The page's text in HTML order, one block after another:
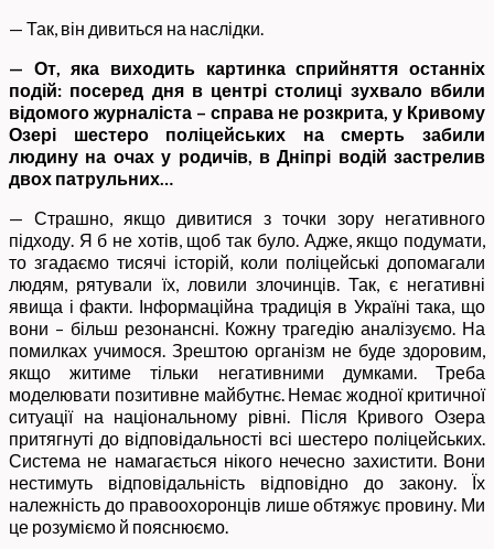
— Так, він дивиться на наслідки.
— От, яка виходить картинка сприйняття останніх
подій: посеред дня в центрі столиці зухвало вбили
відомого журналіста – справа не розкрита, у Кривому
Озері шестеро поліцейських на смерть забили
людину на очах у родичів, в Дніпрі водій застрелив
двох патрульних…
— Страшно, якщо дивитися з точки зору негативного
підходу. Я б не хотів, щоб так було. Адже, якщо подумати,
то згадаємо тисячі історій, коли поліцейські допомагали
людям, рятували їх, ловили злочинців. Так, є негативні
явища і факти. Інформаційна традиція в Україні така, що
вони – більш резонансні. Кожну трагедію аналізуємо. На
помилках учимося. Зрештою організм не буде здоровим,
якщо житиме тільки негативними думками. Треба
моделювати позитивне майбутнє. Немає жодної критичної
ситуації на національному рівні. Після Кривого Озера
притягнуті до відповідальності всі шестеро поліцейських.
Система не намагається нікого нечесно захистити. Вони
нестимуть відповідальність відповідно до закону. Їх
належність до правоохоронців лише обтяжує провину. Ми
це розуміємо й пояснюємо.